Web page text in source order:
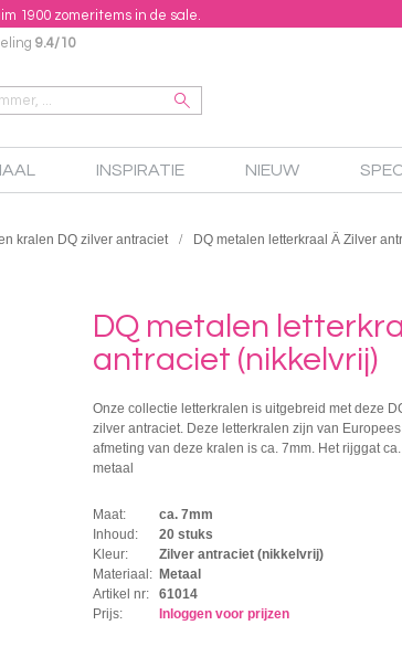
1900 zomeritems in de sale.
9.4/10
INSPIRATIE NIEUW
kralen DQ zilver antraciet DQ metalen letterkraal Ä Zilver
DQ metalen
antraciet (nikkelvrij)
Onze collectie letterkralen is uitgebreid met deze
zilver antraciet. Deze letterkralen zijn van
afmeting van deze kralen is ca. 7mm. Het rijggat
metaal
Maat:
ca. 7mm
Inhoud:
20 stuks
Kleur:
Zilver antraciet (nikkelvrij)
Materiaal: Metaal
Artikel nr:
61014
Prijs:
Inloggen voor prijzen